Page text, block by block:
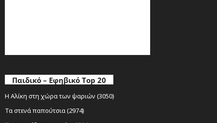
Παιδικό – Εφηβικό Top 20
Η Αλίκη στη χώρα των ψαριών (3050)
Τα στενά παπούτσια (2974)